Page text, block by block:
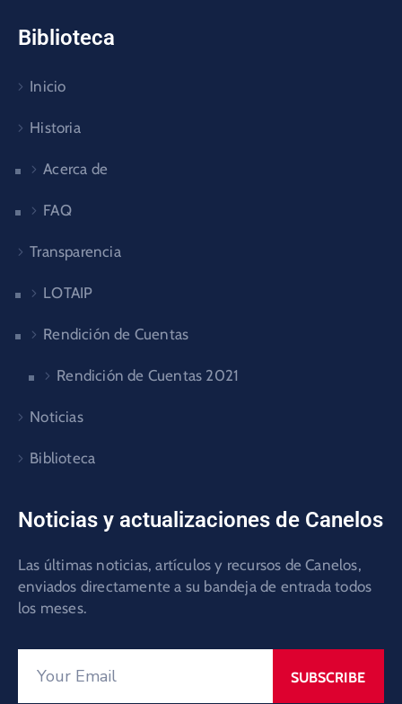
Biblioteca
Inicio
Historia
Acerca de
FAQ
Transparencia
LOTAIP
Rendición de Cuentas
Rendición de Cuentas 2021
Noticias
Biblioteca
Noticias y actualizaciones de Canelos
Las últimas noticias, artículos y recursos de Canelos,
enviados directamente a su bandeja de entrada todos
los meses.